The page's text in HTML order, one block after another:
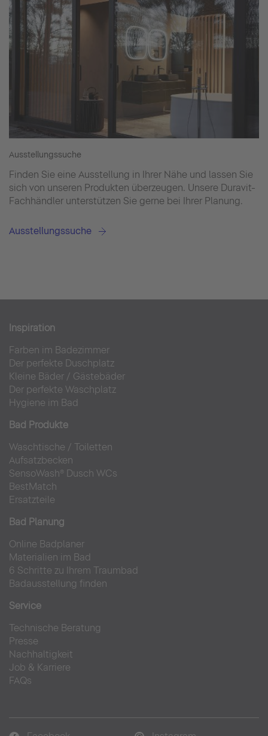
Ausstellungssuche
Finden Sie eine Ausstellung in Ihrer Nähe und lassen Sie
sich von unseren Produkten überzeugen. Unsere Duravit-
Fachhändler unterstützen Sie gerne bei Ihrer Planung.
Ausstellungssuche
Inspiration
Farben im Badezimmer
Der perfekte Duschplatz
Kleine Bäder / Gästebäder
Der perfekte Waschplatz
Hygiene im Bad
Bad Produkte
Waschtische / Toiletten
Aufsatzbecken
SensoWash® Dusch WCs
BestMatch
Ersatzteile
Bad Planung
Online Badplaner
Materialien im Bad
6 Schritte zu Ihrem Traumbad
Badausstellung finden
Service
Technische Beratung
Presse
Nachhaltigkeit
Job & Karriere
FAQs